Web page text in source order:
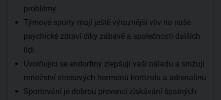
problémy
Týmové sporty mají ještě výraznější vliv na naše
psychické zdraví díky zábavě a společnosti dalších
lidí
Uvolňující se endorfiny zlepšují vaši náladu a snižují
množství stresových hormonů kortizolu a adrenalinu
Sportování je dobrou prevencí získávání špatných